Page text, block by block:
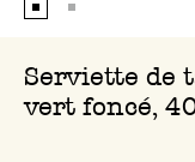
Serviette de
vert foncé,